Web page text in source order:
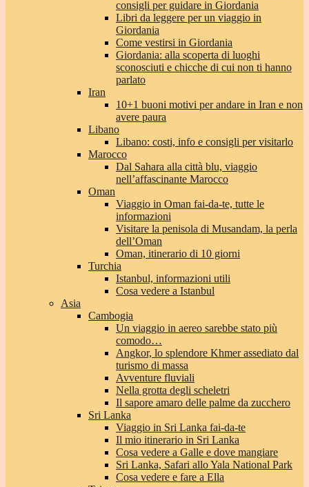
consigli per guidare in Giordania
Libri da leggere per un viaggio in
Giordania
Come vestirsi in Giordania
Giordania: alla scoperta di luoghi
sconosciuti e chicche di cui non ti hanno
parlato
Iran
10+1 buoni motivi per andare in Iran e non
avere paura
Libano
Libano: costi, info e consigli per visitarlo
Marocco
Dal Sahara alla città blu, viaggio
nell’affascinante Marocco
Oman
Viaggio in Oman fai-da-te, tutte le
informazioni
Visitare la penisola di Musandam, la perla
dell’Oman
Oman, itinerario di 10 giorni
Turchia
Istanbul, informazioni utili
Cosa vedere a Istanbul
Asia
Cambogia
Un viaggio in aereo sarebbe stato più
comodo…
Angkor, lo splendore Khmer assediato dal
turismo di massa
Avventure fluviali
Nella grotta degli scheletri
Il sapore amaro delle palme da zucchero
Sri Lanka
Viaggio in Sri Lanka fai-da-te
Il mio itinerario in Sri Lanka
Cosa vedere a Galle e dove mangiare
Sri Lanka, Safari allo Yala National Park
Cosa vedere e fare a Ella